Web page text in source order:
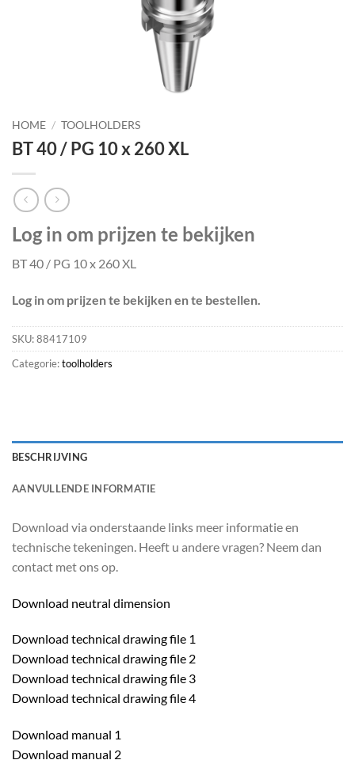
HOME / TOOLHOLDERS
BT 40 / PG 10 x 260 XL
Log in om prijzen te bekijken
BT 40 / PG 10 x 260 XL
Log in om prijzen te bekijken en te bestellen.
SKU:88417109
Categorie:toolholders
BESCHRIJVING
AANVULLENDE INFORMATIE
Download via onderstaande links meer informatie en
technische tekeningen. Heeft u andere vragen? Neem dan
contact met ons op.
Download neutral dimension
Download technical drawing file 1
Download technical drawing file 2
Download technical drawing file 3
Download technical drawing file 4
Download manual 1
Download manual 2